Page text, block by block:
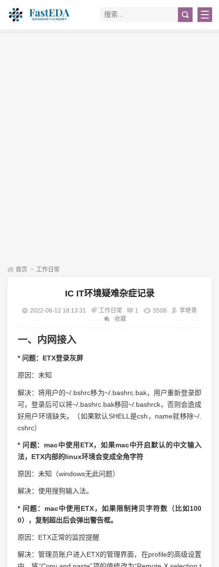
首页 > 工作日常
IC IT环境疑难杂症记录
2022-06-12 18:13:31 工作日常 1 5508
李艳青
收藏
一、内网接入
* 问题：ETX登录灰屏
原因：未知
解决：将用户的~/.bshrc移为~/.bashrc.bak，用户重新登录即
可，登录后可以将~/.bashrc.bak移回~/.bashrck，否则会造成
好用户环境缺失。（如果默认SHELL是csh，name就移除~/.
cshrc）
* 问题：mac中使用ETX，如果mac中开启默认的中文输入
法，ETX内部的linux环境会变成全角字符
原因：未知（windows无此问题）
解决：使用搜狗输入法。
* 问题：mac中使用ETX，如果限制拷贝字符数（比如100
0），复制超出后会弹出警告框。
原因：ETX正常的监控提醒
解决：管理员账户进入ETX的管理界面，在profile的高级设置